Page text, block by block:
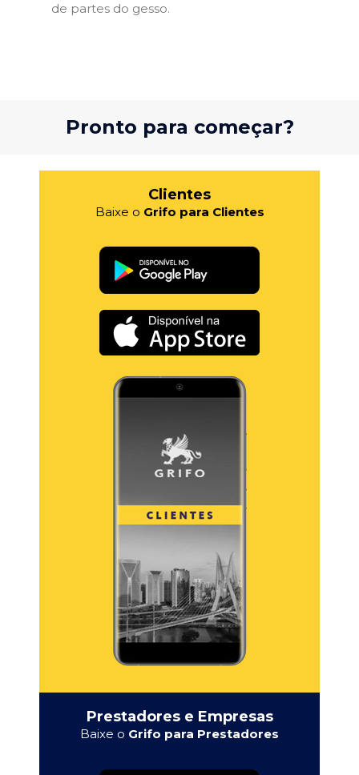
de partes do gesso.
Pronto para começar?
Clientes
Baixe o Grifo para Clientes
Prestadores e Empresas
Baixe o Grifo para Prestadores